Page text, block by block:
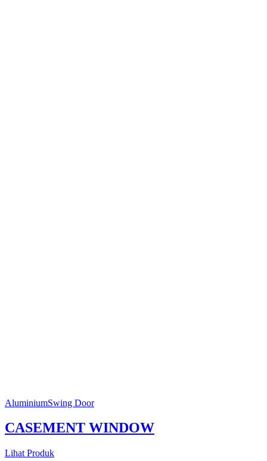
AluminiumSwing Door
CASEMENT WINDOW
Lihat Produk